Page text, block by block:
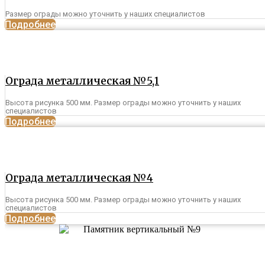
Размер ограды можно уточнить у наших специалистов
Подробнее
Ограда металлическая №5,1
Высота рисунка 500 мм. Размер ограды можно уточнить у наших
специалистов
Подробнее
Ограда металлическая №4
Высота рисунка 500 мм. Размер ограды можно уточнить у наших
специалистов
Подробнее